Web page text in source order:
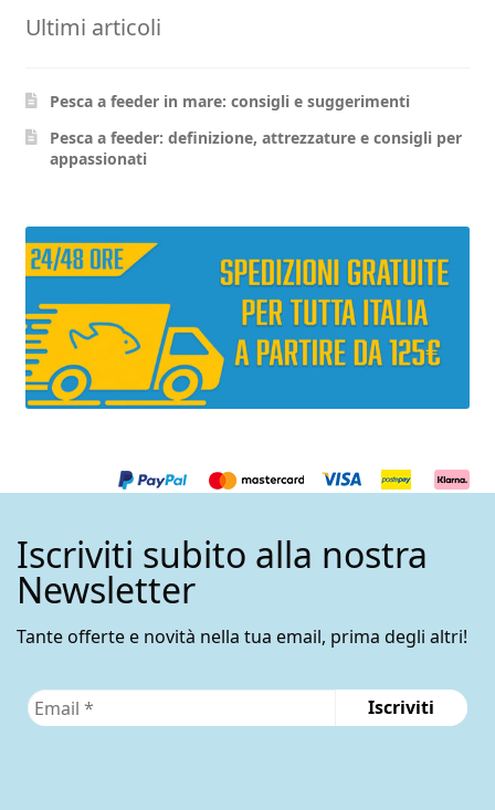
nella
pagina
del
Ultimi articoli
Pesca a feeder in mare: consigli e suggerimenti
Pesca a feeder: definizione, attrezzature e consigli per
appassionati
Iscriviti subito alla nostra
Newsletter
Tante offerte e novità nella tua email, prima degli altri!